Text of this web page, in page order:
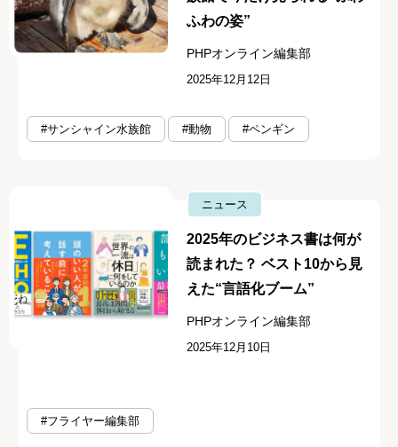
ふわの姿”
PHPオンライン編集部
2025年12月12日
#サンシャイン水族館 #動物 #ペンギン
ニュース
2025年のビジネス書は何が
読まれた？ ベスト10から見
えた“言語化ブーム”
PHPオンライン編集部
2025年12月10日
#フライヤー編集部